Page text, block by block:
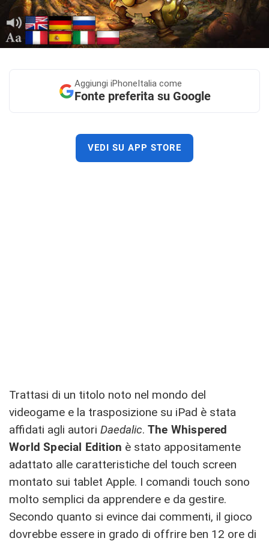
Aggiungi iPhoneItalia come
Fonte preferita su Google
VEDI SU APP STORE
Trattasi di un titolo noto nel mondo del
videogame e la trasposizione su iPad è stata
affidati agli autori Daedalic. The Whispered
World Special Edition è stato appositamente
adattato alle caratteristiche del touch screen
montato sui tablet Apple. I comandi touch sono
molto semplici da apprendere e da gestire.
Secondo quanto si evince dai commenti, il gioco
dovrebbe essere in grado di offrire ben 12 ore di